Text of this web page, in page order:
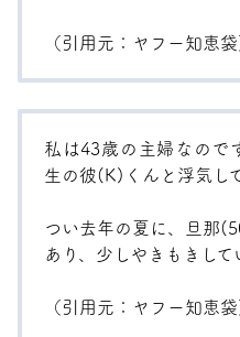
（引用元： ヤフー知恵袋
私は43歳の主婦なので
生の彼(K)くんと浮気し
つい去年の夏に、旦那
あり、少しやきもきして
（引用元： ヤフー知恵袋